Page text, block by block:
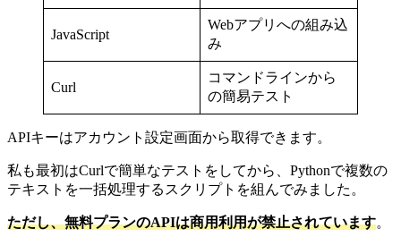
JavaScript
Webアプリへの組み込
み
Curl
コマンドラインから
の簡易テスト
APIキーはアカウント設定画面から取得できます。
私も最初はCurlで簡単なテストをしてから、Pythonで複数の
テキストを一括処理するスクリプトを組んでみました。
ただし、無料プランのAPIは商用利用が禁止されています。